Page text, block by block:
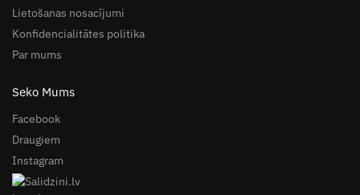
Lietošanas nosacījumi
Konfidencialitātes politika
Par mums
Seko Mums
Facebook
Draugiem
Instagram